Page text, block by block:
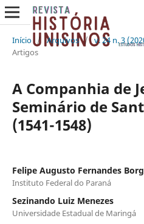
Início / Arquivos / v. 24 n. 3
Artigos
A Companhia de
Seminário de
(1541-1548)
Felipe Augusto Fernandes
Instituto Federal do Paraná
Sezinando Luiz Menezes
Universidade Estadual de Maringá